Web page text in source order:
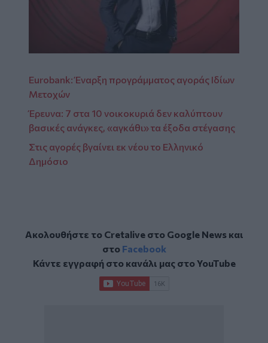
Eurobank: Έναρξη προγράμματος αγοράς Ιδίων
Μετοχών
Έρευνα: 7 στα 10 νοικοκυριά δεν καλύπτουν
βασικές ανάγκες, «αγκάθι» τα έξοδα στέγασης
Στις αγορές βγαίνει εκ νέου το Ελληνικό
Δημόσιο
Ακολουθήστε το Cretalive στο Google Newsκαι
στο Facebook
Κάντε εγγραφή στο κανάλι μας στοYouTube